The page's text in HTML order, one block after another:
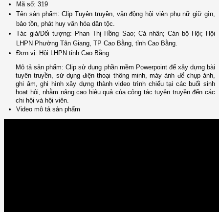
Mã số: 319
Tên sản phẩm:Clip Tuyên truyền, vận động hội viên phụ nữ giữ gìn,
bảo tồn, phát huy văn hóa dân tộc.
Tác giả/Đối tượng: Phan Thị Hồng Sao; Cá nhân; Cán bộ Hội; Hội
LHPN Phường Tân Giang, TP Cao Bằng, tỉnh Cao Bằng.
Đơn vị: Hội LHPN tỉnh Cao Bằng
Mô tả sản phẩm:Clip sử dụng phần mềm Powerpoint để xây dựng bài
tuyên truyền, sử dụng điện thoại thông minh, máy ảnh để chụp ảnh,
ghi âm, ghi hình xây dựng thành video trình chiếu tại các buổi sinh
hoạt hội, nhằm nâng cao hiệu quả của công tác tuyên truyền đến các
chi hội và hội viên.
Video mô tả sản phẩm